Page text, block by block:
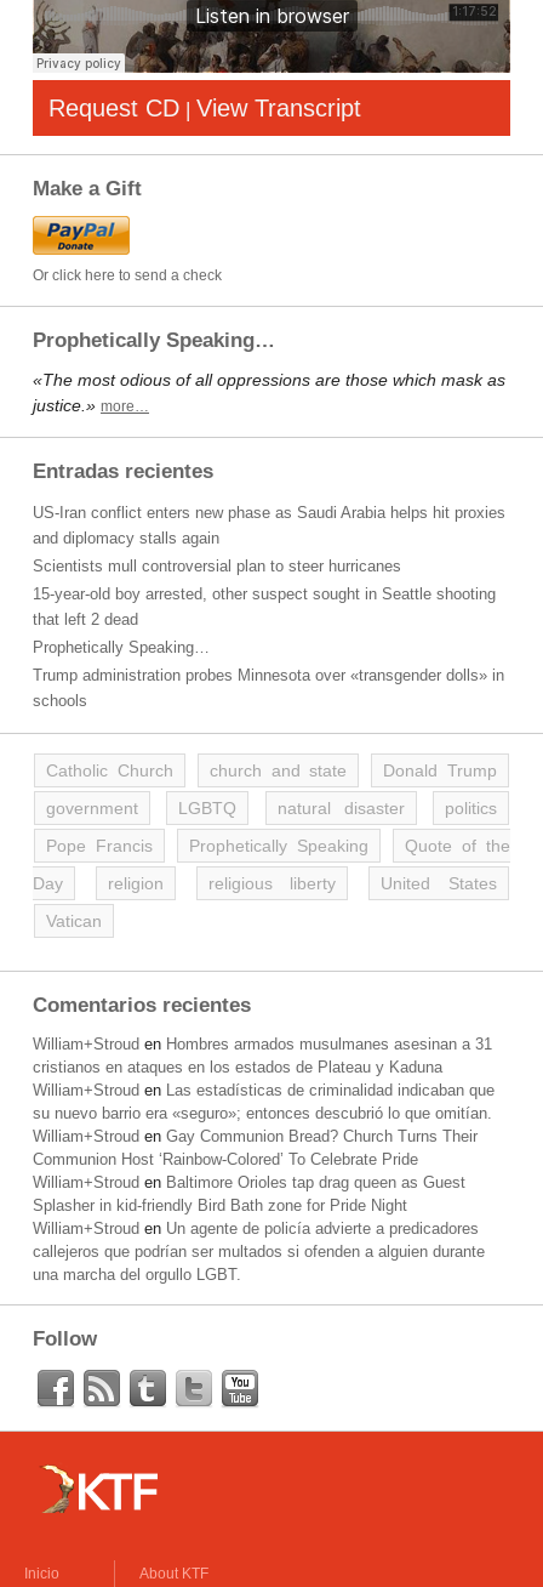
Request CD | View Transcript
Make a Gift
Or click here to send a check
Prophetically Speaking…
«The most odious of all oppressions are those which mask as
justice.» more…
Entradas recientes
US-Iran conflict enters new phase as Saudi Arabia helps hit proxies
and diplomacy stalls again
Scientists mull controversial plan to steer hurricanes
15-year-old boy arrested, other suspect sought in Seattle shooting
that left 2 dead
Prophetically Speaking…
Trump administration probes Minnesota over «transgender dolls» in
schools
Catholic Church church and state
Donald Trump
government
LGBTQ natural disaster
politics
Pope Francis
Prophetically Speaking
Quote of the
Day
religion religious liberty
United States
Vatican
Comentarios recientes
William+Stroud en Hombres armados musulmanes asesinan a 31
cristianos en ataques en los estados de Plateau y Kaduna
William+Stroud en Las estadísticas de criminalidad indicaban que
su nuevo barrio era «seguro»; entonces descubrió lo que omitían.
William+Stroud en Gay Communion Bread? Church Turns Their
Communion Host ‘Rainbow-Colored’ To Celebrate Pride
William+Stroud en Baltimore Orioles tap drag queen as Guest
Splasher in kid-friendly Bird Bath zone for Pride Night
William+Stroud en Un agente de policía advierte a predicadores
callejeros que podrían ser multados si ofenden a alguien durante
una marcha del orgullo LGBT.
Follow
Inicio About KTF